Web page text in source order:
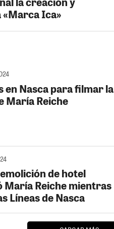
Ica»
en Nasca para filmar la
María Reiche
de hotel
María Reiche mientras
Líneas de Nasca